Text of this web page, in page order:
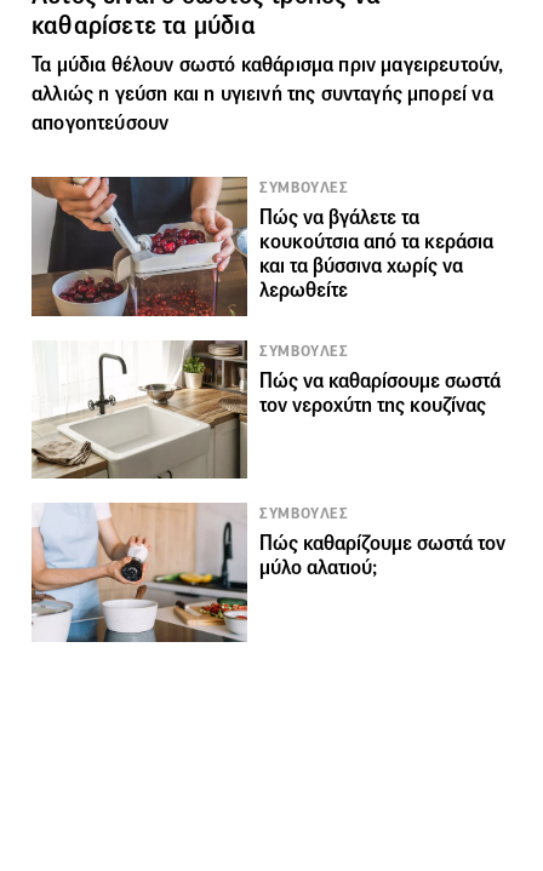
καθαρίσετε τα μύδια
Τα μύδια θέλουν σωστό καθάρισμα πριν μαγειρευτούν,
αλλιώς η γεύση και η υγιεινή της συνταγής μπορεί να
απογοητεύσουν
ΣΥΜΒΟΥΛΕΣ
Πώς να βγάλετε τα
κουκούτσια από τα κεράσια
και τα βύσσινα χωρίς να
λερωθείτε
ΣΥΜΒΟΥΛΕΣ
Πώς να καθαρίσουμε σωστά
τον νεροχύτη της κουζίνας
ΣΥΜΒΟΥΛΕΣ
Πώς καθαρίζουμε σωστά τον
μύλο αλατιού;